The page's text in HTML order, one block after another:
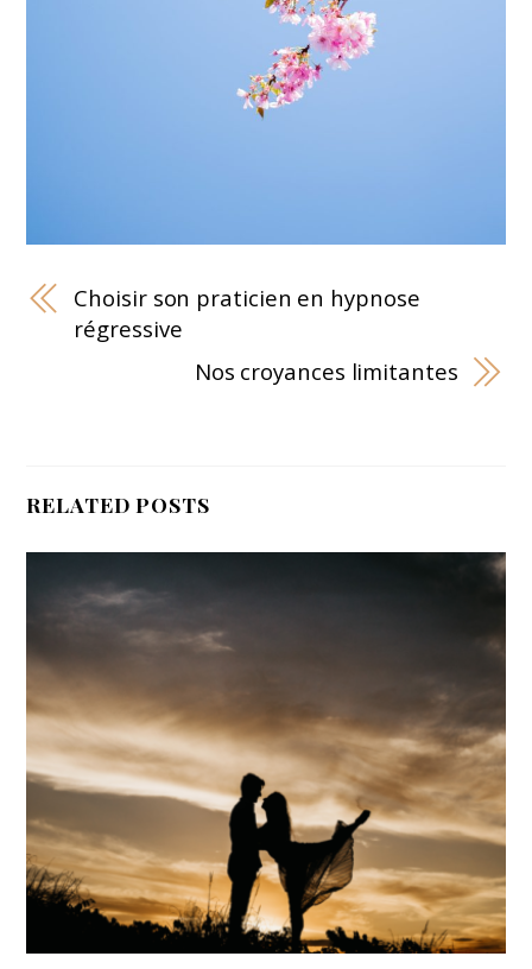
Choisir son praticien en hypnose
régressive
Nos croyances limitantes
RELATED POSTS